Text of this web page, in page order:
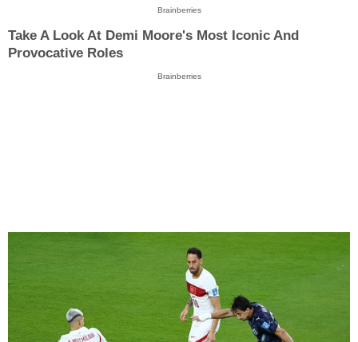
Brainberries
Take A Look At Demi Moore's Most Iconic And
Provocative Roles
Brainberries